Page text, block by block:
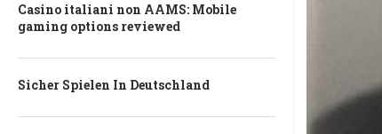
Casino italiani non AAMS: Mobile
gaming options reviewed
Sicher Spielen In Deutschland